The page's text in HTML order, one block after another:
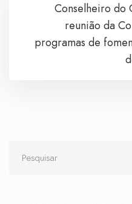
Conselheiro do
reunião da
programas de